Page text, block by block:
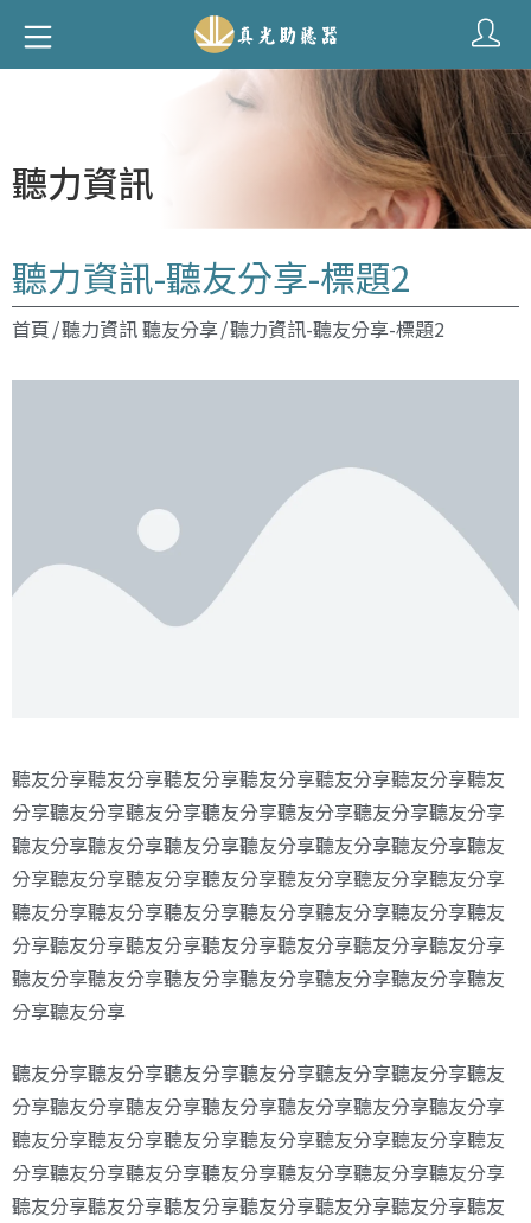
聽力資訊
聽力資訊-聽友分享-標題2
首頁/聽力資訊 聽友分享/聽力資訊-聽友分享-標題2
聽友分享聽友分享聽友分享聽友分享聽友分享聽友分享聽友
分享聽友分享聽友分享聽友分享聽友分享聽友分享聽友分享
聽友分享聽友分享聽友分享聽友分享聽友分享聽友分享聽友
分享聽友分享聽友分享聽友分享聽友分享聽友分享聽友分享
聽友分享聽友分享聽友分享聽友分享聽友分享聽友分享聽友
分享聽友分享聽友分享聽友分享聽友分享聽友分享聽友分享
聽友分享聽友分享聽友分享聽友分享聽友分享聽友分享聽友
分享聽友分享
聽友分享聽友分享聽友分享聽友分享聽友分享聽友分享聽友
分享聽友分享聽友分享聽友分享聽友分享聽友分享聽友分享
聽友分享聽友分享聽友分享聽友分享聽友分享聽友分享聽友
分享聽友分享聽友分享聽友分享聽友分享聽友分享聽友分享
聽友分享聽友分享聽友分享聽友分享聽友分享聽友分享聽友